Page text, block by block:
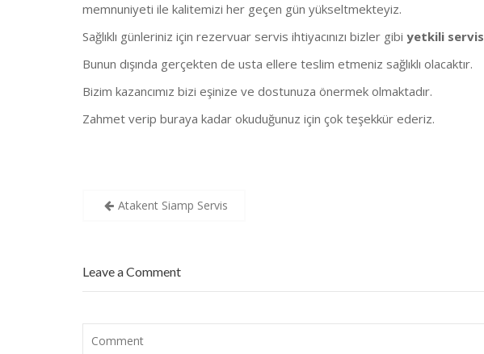
memnuniyeti ile kalitemizi her geçen gün yükseltmekteyiz.
Sağlıklı günleriniz için rezervuar servis ihtiyacınızı bizler gibi yetkili servis
Bunun dışında gerçekten de usta ellere teslim etmeniz sağlıklı olacaktır.
Bizim kazancımız bizi eşinize ve dostunuza önermek olmaktadır.
Zahmet verip buraya kadar okuduğunuz için çok teşekkür ederiz.
YazıAtakent Siamp Servis
Leave a Comment